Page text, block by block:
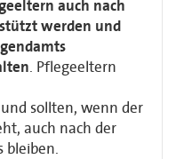
auch nach
werden und
. Pflegeeltern
sollten, wenn der
auch nach der
bleiben.